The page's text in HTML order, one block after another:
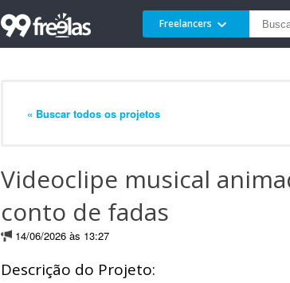
Freelancers
« Buscar todos os projetos
Videoclipe musical
conto de fadas
14/06/2026 às 13:27
Descrição do Projeto: